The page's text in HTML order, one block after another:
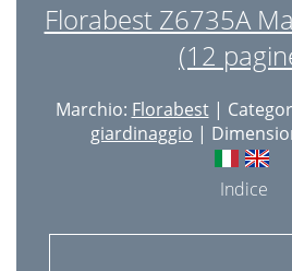
Florabest Z6735A
(12
Marchio: Florabest|
giardinaggio |
Indice